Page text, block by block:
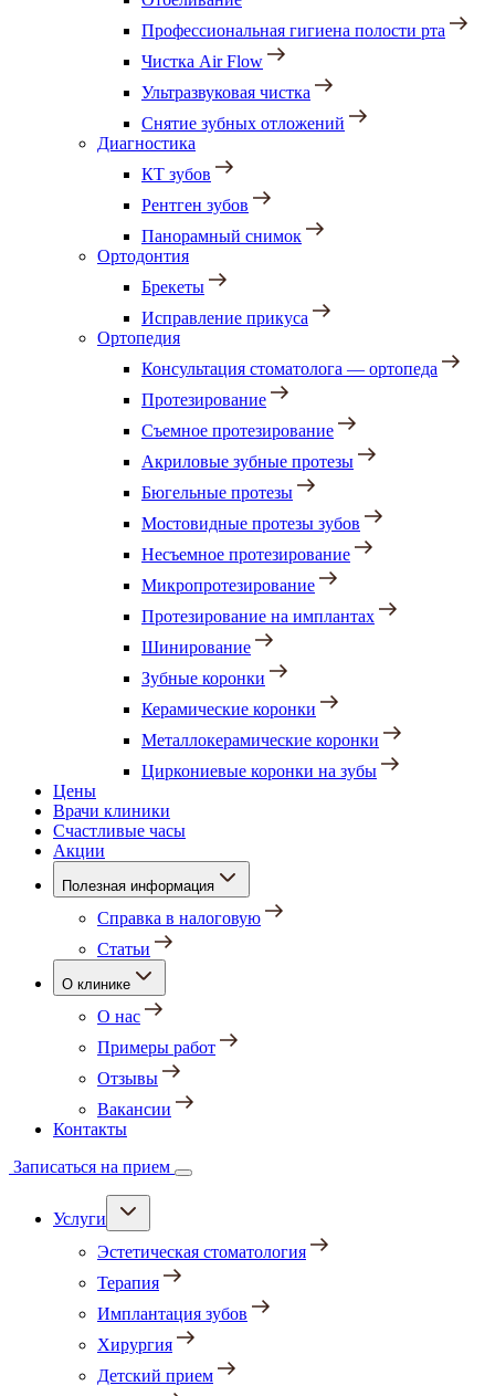
Профессиональная гигиена полости рта
Чистка Air Flow
Ультразвуковая чистка
Снятие зубных отложений
Диагностика
КТ зубов
Рентген зубов
Панорамный снимок
Ортодонтия
Брекеты
Исправление прикуса
Ортопедия
Консультация стоматолога — ортопеда
Протезирование
Съемное протезирование
Акриловые зубные протезы
Бюгельные протезы
Мостовидные протезы зубов
Несъемное протезирование
Микропротезирование
Протезирование на имплантах
Шинирование
Зубные коронки
Керамические коронки
Металлокерамические коронки
Циркониевые коронки на зубы
Цены
Врачи клиники
Счастливые часы
Акции
Полезная информация
Справка в налоговую
Статьи
О клинике
О нас
Примеры работ
Отзывы
Вакансии
Контакты
Записаться на прием
Услуги
Эстетическая стоматология
Терапия
Имплантация зубов
Хирургия
Детский прием